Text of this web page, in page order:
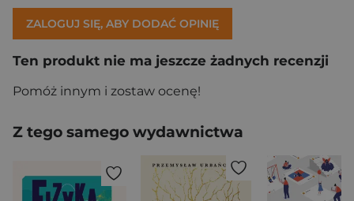
ZALOGUJ SIĘ, ABY DODAĆ OPINIĘ
Ten produkt nie ma jeszcze żadnych recenzji
Pomóż innym i zostaw ocenę!
Z tego samego wydawnictwa